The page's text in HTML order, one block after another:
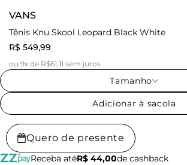
VANS
Tênis Knu Skool Leopard Black White
R$ 549,99
ou 9x de R$61,11 sem juros
Tamanho
Adicionar à sacola
Quero de presente
Receba atéR$ 44,00de cashback